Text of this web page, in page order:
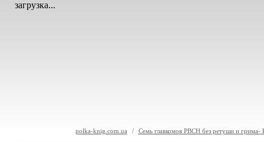
загрузка...
polka-knig.com.ua / Семь главкомов РВСН без ретуши и грима-